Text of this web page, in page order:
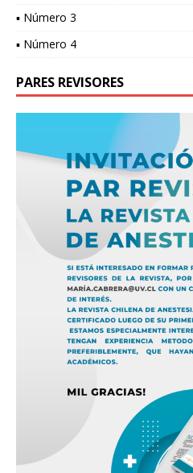
▪ Número 3
▪ Número 4
PARES REVISORES